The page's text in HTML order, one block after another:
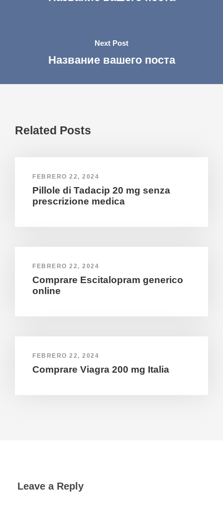
Next Post
Название вашего поста
Related Posts
FEBRERO 22, 2024
Pillole di Tadacip 20 mg senza
prescrizione medica
FEBRERO 22, 2024
Comprare Escitalopram generico
online
FEBRERO 22, 2024
Comprare Viagra 200 mg Italia
Leave a Reply